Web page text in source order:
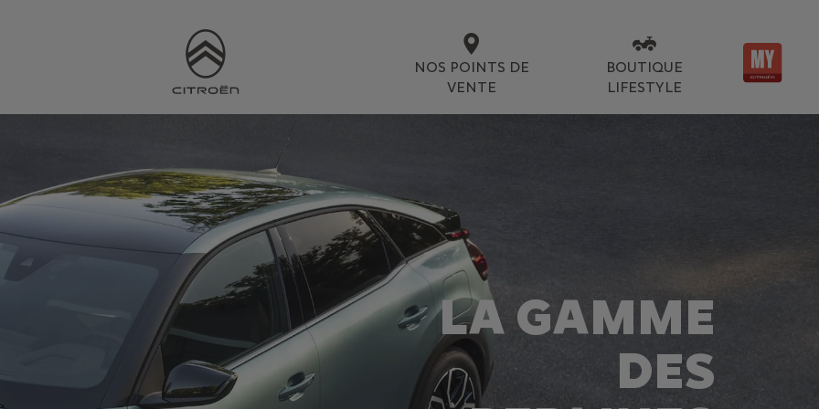
NOS POINTS DE
VENTE
BOUTIQUE
LIFESTYLE
LA GAMME
DES